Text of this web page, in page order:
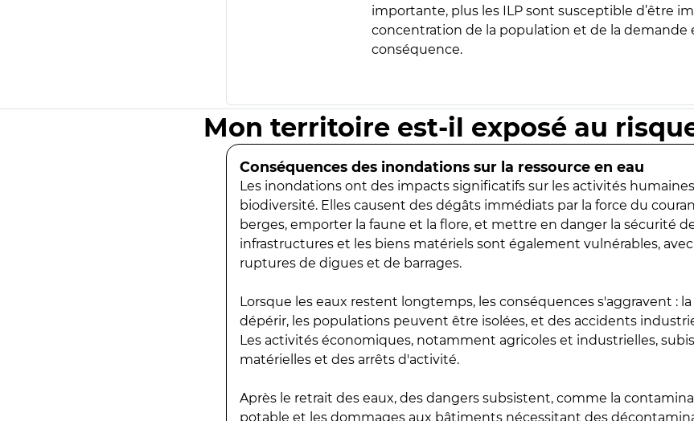
importante, plus les ILP sont susceptible d’être
concentration de la population et de la demande
conséquence.
Mon territoire est-il exposé au
Conséquences des inondations sur la ressource en eau
Les inondations ont des impacts significatifs sur les activités
biodiversité. Elles causent des dégâts immédiats par la force du
berges, emporter la faune et la flore, et mettre en danger la sécurité
infrastructures et les biens matériels sont également vulnérables,
ruptures de digues et de barrages.
Lorsque les eaux restent longtemps, les conséquences s'aggravent :
dépérir, les populations peuvent être isolées, et des accidents
Les activités économiques, notamment agricoles et industrielles,
matérielles et des arrêts d'activité.
Après le retrait des eaux, des dangers subsistent, comme la
potable et les dommages aux bâtiments nécessitant des